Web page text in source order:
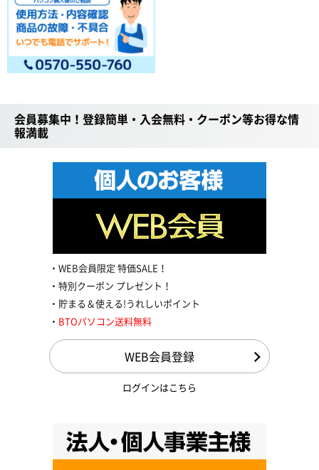
会員募集中！登録簡単・入会無料・クーポン等お得な情
報満載
WEB会員限定 特価SALE！
特別クーポン プレゼント！
貯まる＆使える!うれしいポイント
BTOパソコン送料無料
WEB会員登録
ログインはこちら